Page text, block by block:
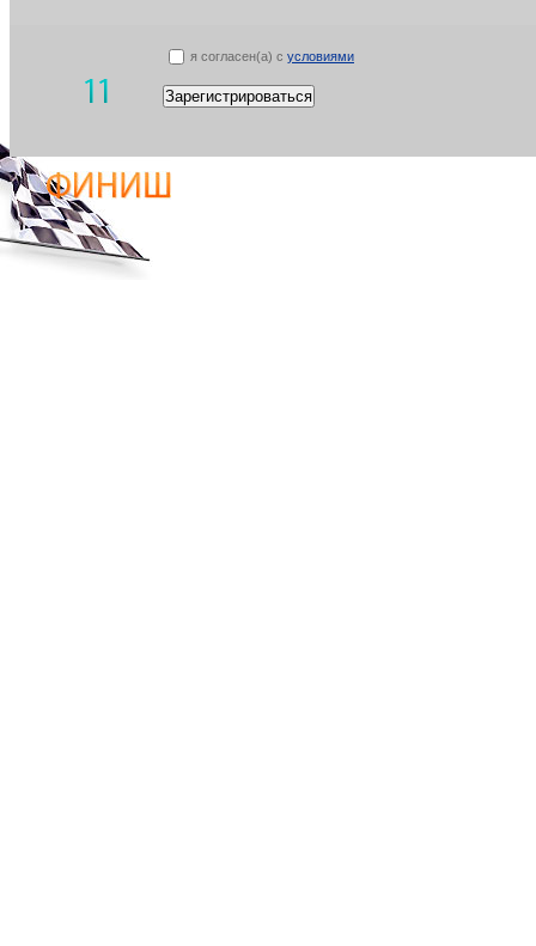
я согласен(а) с условиями
Зарегистрироваться